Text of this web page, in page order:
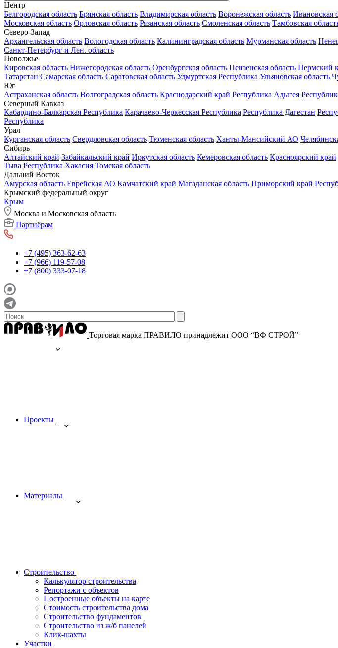
Центр
Белгородская область Брянская область Владимирская область Воронежская область Ивановская
Московская область Орловская область Рязанская область Смоленская область Тамбовская
Северо-Запад
Архангельская область Вологодская область Калининградская область Мурманская область
Санкт-Петербург и Лен. область
Поволжье
Кировская область Нижегородская область Оренбургская область Пензенская область Пермский
Татарстан Самарская область Саратовская область Удмуртская Республика Ульяновская область
Юг
Астраханская область Волгоградская область Краснодарский край Республика Адыгея
Северный Кавказ
Кабардино-Балкарская Республика Карачаево-Черкесская Республика Республика Дагестан
Республика
Урал
Курганская область Свердловская область Тюменская область Ханты-Мансийский АО
Сибирь
Алтайский край Забайкальский край Иркутская область Кемеровская область Красноярский край
Тыва Республика Хакасия Томская область
Дальний Восток
Амурская область Еврейская АО Камчатский край Магаданская область Приморский край
Крымский федеральный округ
Крым
Москва и Московская область
Партнёрам
+7 (495) 363-62-63
+7 (966) 119-57-08
+7 (800) 333-07-18
Торговая марка ПРАВИЛО принадлежит ООО “ВФ СТРОЙ”
Проекты
Материалы
Строительство
Калькулятор строительства
Репортажи с объектов
Построенные объекты на карте
Стоимость строительства дома
Строительство фундаментов
Строительство из ж/б панелей
Клик-шахты
Участки